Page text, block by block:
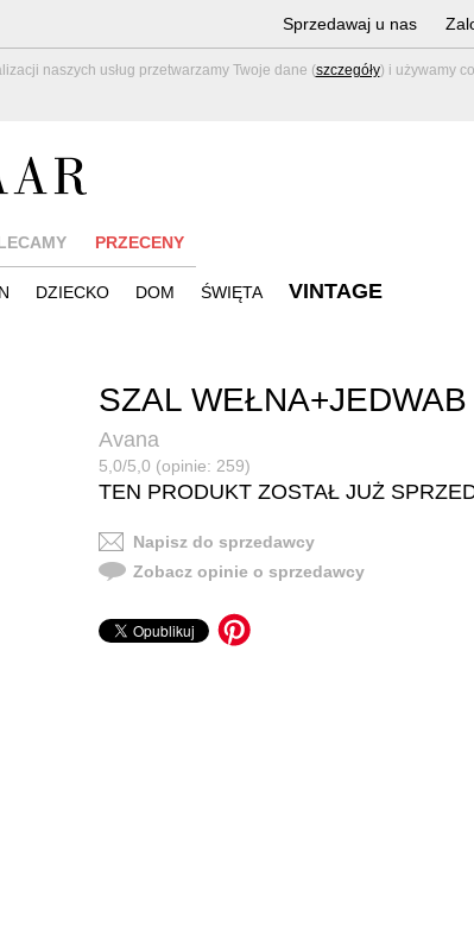
naszych usług przetwarzamy Twoje dane (szczegóły) i używamy
Sprzedawaj u nas
PRZECENY
DZIECKO DOM ŚWIĘTA VINTAGE
SZAL WEŁNA+JEDWAB
Avana
5,0/5,0 (opinie: 259)
TEN PRODUKT ZOSTAŁ JUŻ
Napisz do sprzedawcy
Zobacz opinie o sprzedawcy